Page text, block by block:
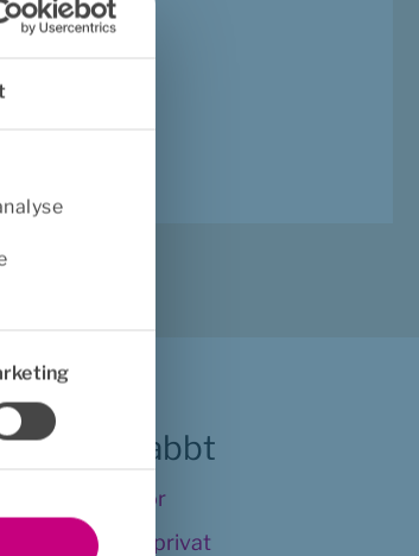
att
Hitta snabbt
Vanliga frågor
Kundservice privat